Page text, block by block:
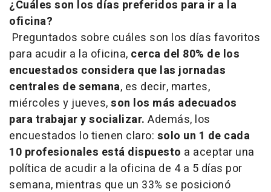
¿Cuáles son los días preferidos para ir a la
oficina?
Preguntados sobre cuáles son los días favoritos
para acudir a la oficina, cerca del 80% de los
encuestados considera que las jornadas
centrales de semana, es decir, martes,
miércoles y jueves,son los más adecuados
para trabajar y socializar. Además, los
encuestados lo tienen claro: solo un 1 de cada
10 profesionales está dispuesto a aceptar una
política de acudir a la oficina de 4 a 5 días por
semana, mientras que un 33% se posicionó